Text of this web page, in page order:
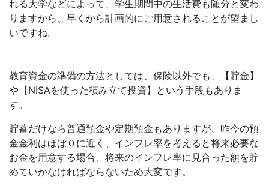
れる大学などによって、学生期間中の生活費も随分と変わ
りますから、早くから計画的にご用意されることが望まし
いですね。
教育資金の準備の方法としては、保険以外でも、【貯金】
や【NISAを使った積み立て投資】という手段もありま
す。
貯蓄だけなら普通預金や定期預金もありますが、昨今の預
金金利はほぼ０に近く、インフレ率を考えると将来必要な
お金を用意する場合、将来のインフレ率に見合った額を貯
めていかなければならないため大変です。